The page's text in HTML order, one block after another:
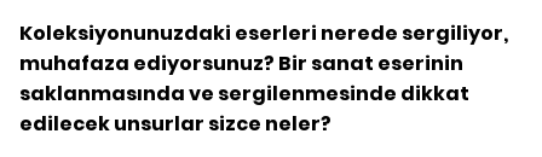
Koleksiyonunuzdaki eserleri nerede sergiliyor,
muhafaza ediyorsunuz? Bir sanat eserinin
saklanmasında ve sergilenmesinde dikkat
edilecek unsurlar sizce neler?